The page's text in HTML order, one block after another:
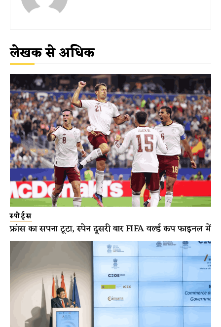
लेखक से अधिक
स्पोर्ट्स
फ्रांस का सपना टूटा, स्पेन दूसरी बार FIFA वर्ल्ड कप फाइनल में